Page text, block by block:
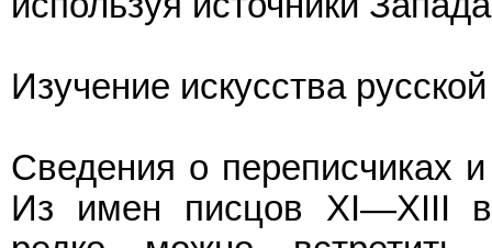
Изучение искусства
Сведения о переписчиках
Из имен писцов XI—XIII